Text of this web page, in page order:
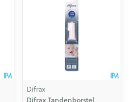
Difrax
Difrax Tandenborstel